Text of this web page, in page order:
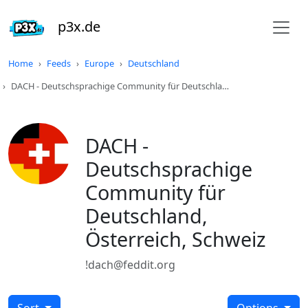
p3x.de
Home Feeds Europe
Deutschland
DACH - Deutschsprachige Community für Deutschla…
DACH -
Deutschsprachige
Community für
Deutschland,
Österreich, Schweiz
!dach@feddit.org